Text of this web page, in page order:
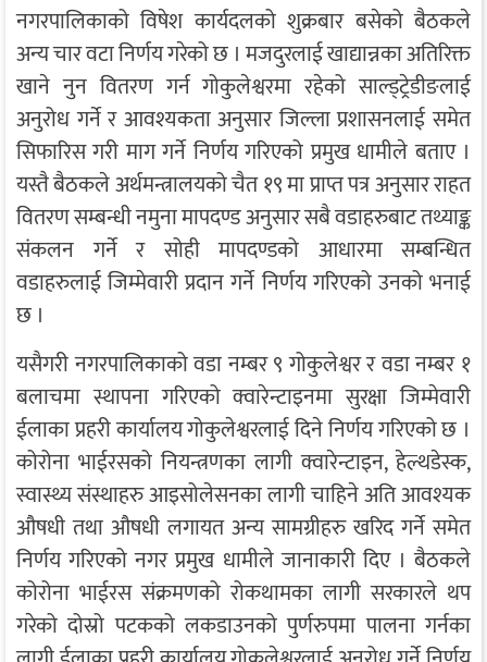
नगरपालिकाको विषेश कार्यदलको शुक्रबार बसेको बैठकले
अन्य चार वटा निर्णय गरेको छ । मजदुरलाई खाद्यान्नका अतिरिक्त
खाने नुन वितरण गर्न गोकुलेश्वरमा रहेको साल्ड्ट्रेडीङलाई
अनुरोध गर्ने र आवश्यकता अनुसार जिल्ला प्रशासनलाई समेत
सिफारिस गरी माग गर्ने निर्णय गरिएको प्रमुख धामीले बताए ।
यस्तै बैठकले अर्थमन्त्रालयको चैत १९ मा प्राप्त पत्र अनुसार राहत
वितरण सम्बन्धी नमुना मापदण्ड अनुसार सबै वडाहरुबाट तथ्याङ्क
संकलन गर्ने र सोही मापदण्डको आधारमा सम्बन्धित
वडाहरुलाई जिम्मेवारी प्रदान गर्ने निर्णय गरिएको उनको भनाई
छ ।
यसैगरी नगरपालिकाको वडा नम्बर ९ गोकुलेश्वर र वडा नम्बर १
बलाचमा स्थापना गरिएको क्वारेन्टाइनमा सुरक्षा जिम्मेवारी
ईलाका प्रहरी कार्यालय गोकुलेश्वरलाई दिने निर्णय गरिएको छ ।
कोरोना भाईरसको नियन्त्रणका लागी क्वारेन्टाइन, हेल्थडेस्क,
स्वास्थ्य संस्थाहरु आइसोलेसनका लागी चाहिने अति आवश्यक
औषधी तथा औषधी लगायत अन्य सामग्रीहरु खरिद गर्ने समेत
निर्णय गरिएको नगर प्रमुख धामीले जानाकारी दिए । बैठकले
कोरोना भाईरस संक्रमणको रोकथामका लागी सरकारले थप
गरेको दोस्रो पटकको लकडाउनको पुर्णरुपमा पालना गर्नका